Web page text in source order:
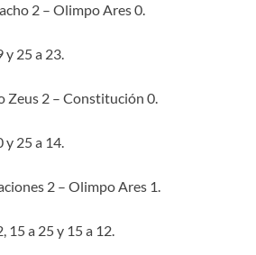
2 – Olimpo Ares 0.
y 25 a 23.
Zeus 2 – Constitución 0.
y 25 a 14.
2 – Olimpo Ares 1.
15 a 25 y 15 a 12.